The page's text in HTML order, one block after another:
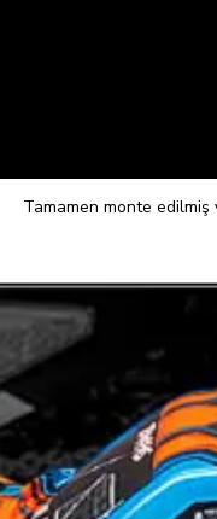
Tamamen monte edilmiş